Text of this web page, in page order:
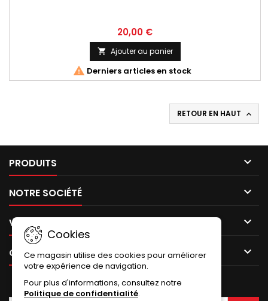
20,00 €
 Ajouter au panier
 Derniers articles en stock
RETOUR EN HAUT 
PRODUITS 
NOTRE SOCIÉTÉ 
VOTRE COMPTE 
CONTACT 
Cookies
Ce magasin utilise des cookies pour améliorer
votre expérience de navigation.
Pour plus d'informations, consultez notre
Politique de confidentialité.
LETTRE D'INFORMATIONS